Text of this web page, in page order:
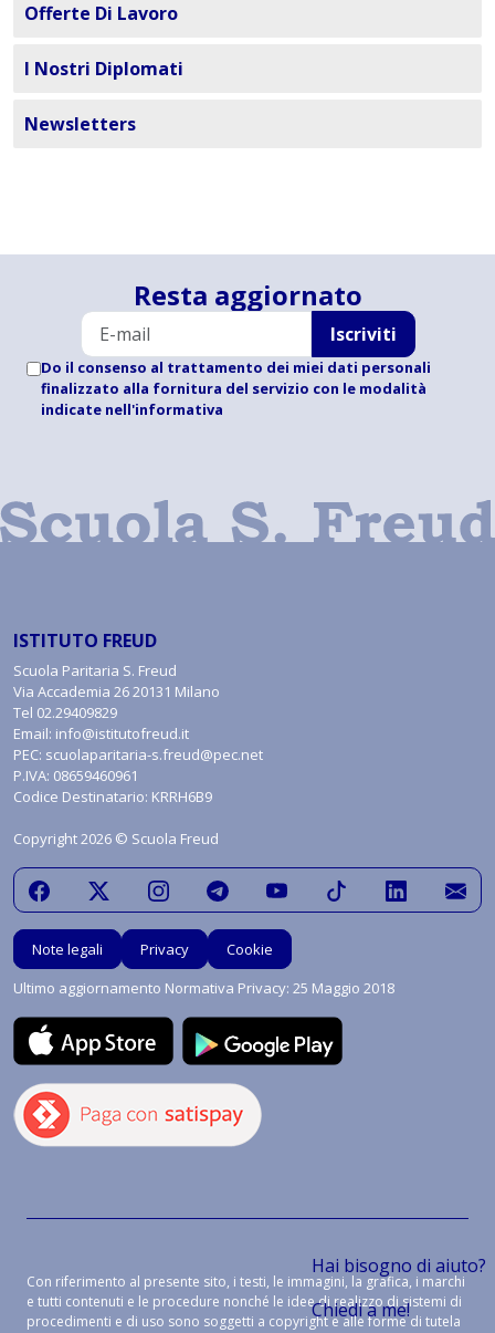
Offerte Di Lavoro
I Nostri Diplomati
Newsletters
Hai bisogno di aiuto?
Chiedi a me!
Resta aggiornato
Iscriviti
Do il consenso al trattamento dei miei dati personali
finalizzato alla fornitura del servizio con le modalità
indicate nell'informativa
ISTITUTO FREUD
Scuola Paritaria S. Freud
Via Accademia 26 20131 Milano
Tel 02.29409829
Email: info@istitutofreud.it
PEC: scuolaparitaria-s.freud@pec.net
P.IVA: 08659460961
Codice Destinatario: KRRH6B9
Copyright 2026 © Scuola Freud
Note legali Privacy
Cookie
Ultimo aggiornamento Normativa Privacy: 25 Maggio 2018
Con riferimento al presente sito, i testi, le immagini, la grafica, i marchi
e tutti contenuti e le procedure nonché le idee di realizzo di sistemi di
procedimenti e di uso sono soggetti a copyright e alle forme di tutela